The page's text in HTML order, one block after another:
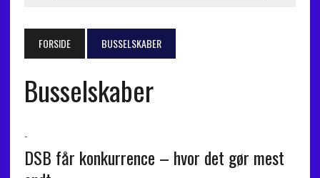
FORSIDE BUSSELSKABER
Busselskaber
-
DSB får konkurrence – hvor det gør mest